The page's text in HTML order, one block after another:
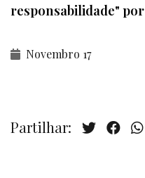
responsabilidade"
Novembro 17
Partilhar: